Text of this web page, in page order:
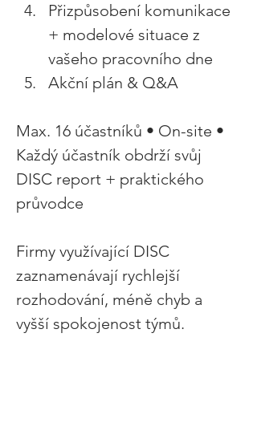
Přizpůsobení komunikace
+ modelové situace z
vašeho pracovního dne
Akční plán & Q&A
Max. 16 účastníků • On-site •
Každý účastník obdrží svůj
DISC report + praktického
průvodce
Firmy využívající DISC
zaznamenávají rychlejší
rozhodování, méně chyb a
vyšší spokojenost týmů.